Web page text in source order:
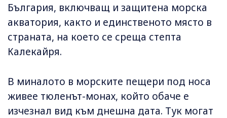
България, включващ и защитена морска
акватория, както и единственото място в
страната, на което се среща степта
Калекайря.
В миналото в морските пещери под носа
живее тюленът-монах, който обаче е
изчезнал вид към днешна дата. Тук могат